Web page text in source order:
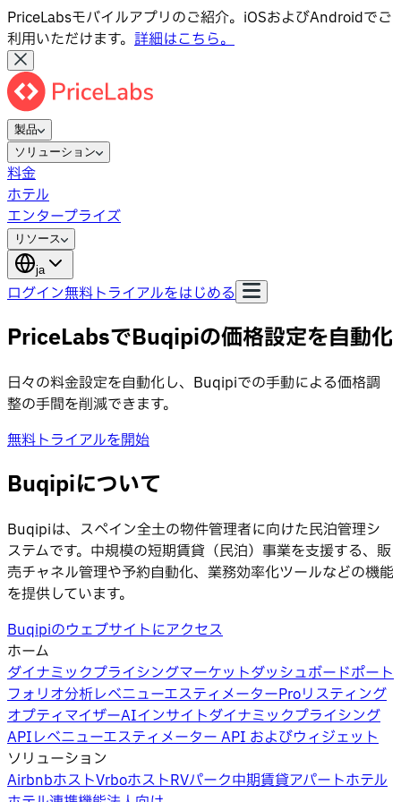
PriceLabsモバイルアプリのご紹介。iOSおよびAndroidでご
利用いただけます。 詳細はこちら。
製品
ソリューション
料金
ホテル
エンタープライズ
リソース
ja
ログイン無料トライアルをはじめる
PriceLabsでBuqipiの価格設定を自動化
日々の料金設定を自動化し、Buqipiでの手動による価格調
整の手間を削減できます。
無料トライアルを開始
Buqipiについて
Buqipiは、スペイン全土の物件管理者に向けた民泊管理シ
ステムです。中規模の短期賃貸（民泊）事業を支援する、販
売チャネル管理や予約自動化、業務効率化ツールなどの機能
を提供しています。
Buqipiのウェブサイトにアクセス
ホーム
ダイナミックプライシングマーケットダッシュボードポート
フォリオ分析レベニューエスティメーターProリスティング
オプティマイザーAIインサイトダイナミックプライシング
APIレベニューエスティメーター API およびウィジェット
ソリューション
AirbnbホストVrboホストRVパーク中期賃貸アパートホテル